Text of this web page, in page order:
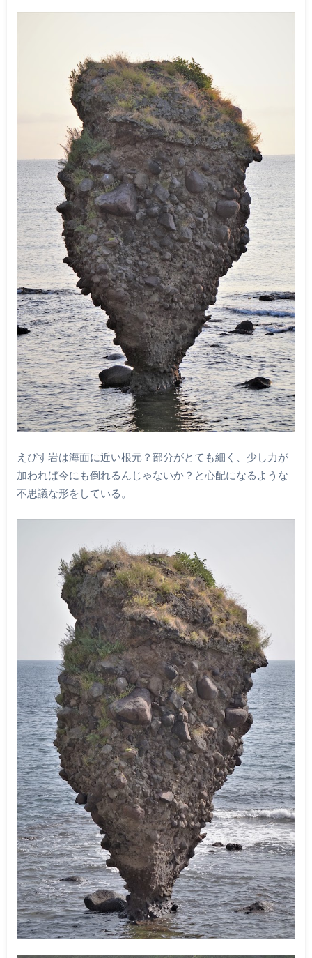
えびす岩は海面に近い根元？部分がとても細く、少し力が
加われば今にも倒れるんじゃないか？と心配になるような
不思議な形をしている。